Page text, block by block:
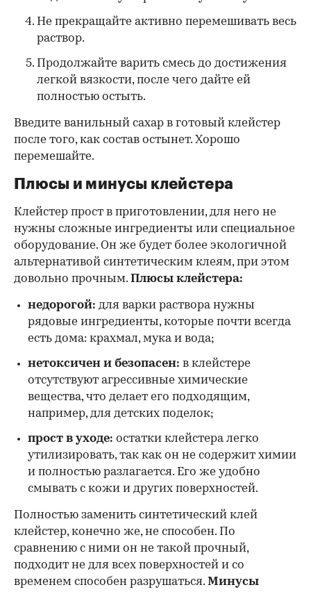
Не прекращайте активно перемешивать весь
раствор.
Продолжайте варить смесь до достижения
легкой вязкости, после чего дайте ей
полностью остыть.
Введите ванильный сахар в готовый клейстер
после того, как состав остынет. Хорошо
перемешайте.
Плюсы и минусы клейстера
Клейстер прост в приготовлении, для него не
нужны сложные ингредиенты или специальное
оборудование. Он же будет более экологичной
альтернативой синтетическим клеям, при этом
довольно прочным. Плюсы клейстера:
недорогой: для варки раствора нужны
рядовые ингредиенты, которые почти всегда
есть дома: крахмал, мука и вода;
нетоксичен и безопасен: в клейстере
отсутствуют агрессивные химические
вещества, что делает его подходящим,
например, для детских поделок;
прост в уходе: остатки клейстера легко
утилизировать, так как он не содержит химии
и полностью разлагается. Его же удобно
смывать с кожи и других поверхностей.
Полностью заменить синтетический клей
клейстер, конечно же, не способен. По
сравнению с ними он не такой прочный,
подходит не для всех поверхностей и со
временем способен разрушаться. Минусы